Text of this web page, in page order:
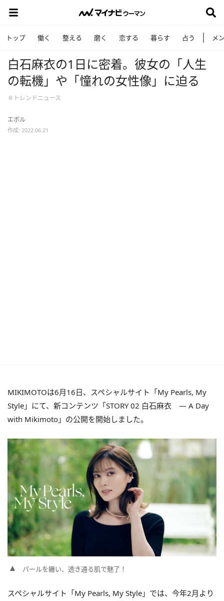
トップ 働く 整える 磨く 恋する 暮らす 占う メ
白石麻衣の1日に密着。彼女の「人生
の転機」や「憧れの女性像」に迫る
＃トレンドニュース
エボル
作成: 2022.06.21
MIKIMOTOは6月16日、スペシャルサイト「My Pearls, My
Style」にて、新コンテンツ「STORY 02 白石麻衣 ― A Day
with Mikimoto」の公開を開始しました。
パールを纏い、透き通る肌で魅了！
スペシャルサイト「My Pearls, My Style」では、今年2月より